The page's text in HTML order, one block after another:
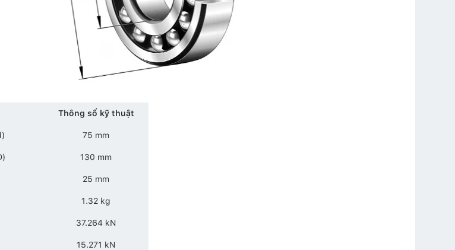
Thông số kỹ thuật
75 mm
130 mm
25 mm
1.32 kg
37.264 kN
15.271 kN